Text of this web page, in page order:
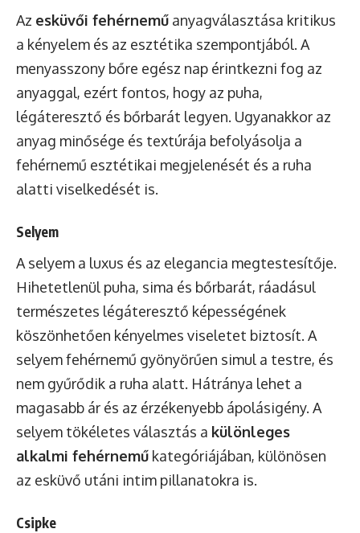
Az esküvői fehérnemű anyagválasztása kritikus
a kényelem és az esztétika szempontjából. A
menyasszony bőre egész nap érintkezni fog az
anyaggal, ezért fontos, hogy az puha,
légáteresztő és bőrbarát legyen. Ugyanakkor az
anyag minősége és textúrája befolyásolja a
fehérnemű esztétikai megjelenését és a ruha
alatti viselkedését is.
Selyem
A selyem a luxus és az elegancia megtestesítője.
Hihetetlenül puha, sima és bőrbarát, ráadásul
természetes légáteresztő képességének
köszönhetően kényelmes viseletet biztosít. A
selyem fehérnemű gyönyörűen simul a testre, és
nem gyűrődik a ruha alatt. Hátránya lehet a
magasabb ár és az érzékenyebb ápolásigény. A
selyem tökéletes választás a különleges
alkalmi fehérnemű kategóriájában, különösen
az esküvő utáni intim pillanatokra is.
Csipke